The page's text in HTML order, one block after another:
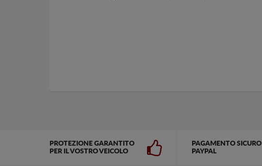
PROTEZIONE GARANTITO
PER IL VOSTRO VEICOLO
PAGAMENTO SICURO
PAYPAL